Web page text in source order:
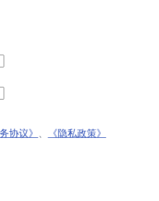
协议》 《隐私政策》